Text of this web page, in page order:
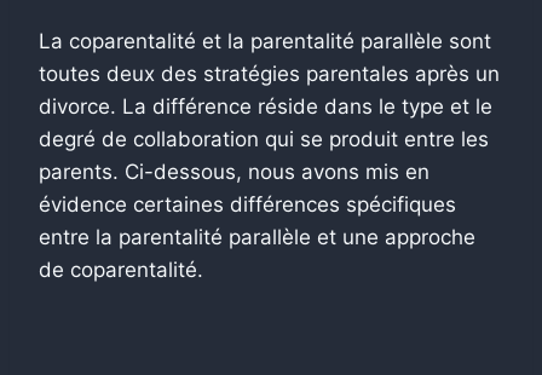
La coparentalité et la parentalité parallèle sont
toutes deux des stratégies parentales après un
divorce. La différence réside dans le type et le
degré de collaboration qui se produit entre les
parents. Ci-dessous, nous avons mis en
évidence certaines différences spécifiques
entre la parentalité parallèle et une approche
de coparentalité.